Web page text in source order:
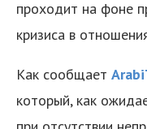
проходит на фоне
кризиса в
Как сообщает
который, как